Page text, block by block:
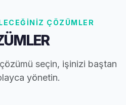
ÇÖZÜMLER
seçin, işinizi baştan
yönetin.